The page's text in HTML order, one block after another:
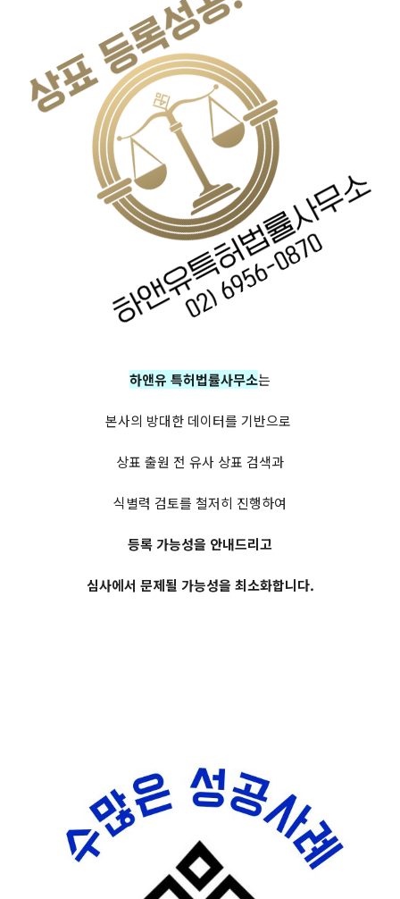
하앤유 특허법률사무소는
본사의 방대한 데이터를 기반으로
상표 출원 전 유사 상표 검색과
식별력 검토를 철저히 진행하여
등록 가능성을 안내드리고
심사에서 문제될 가능성을 최소화합니다.